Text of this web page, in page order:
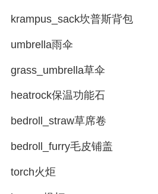
krampus_sack坎普斯背包
umbrella雨伞
grass_umbrella草伞
heatrock保温功能石
bedroll_straw草席卷
bedroll_furry毛皮铺盖
torch火炬